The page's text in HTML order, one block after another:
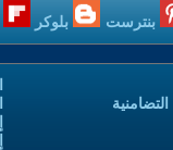
بنترست بلوكر